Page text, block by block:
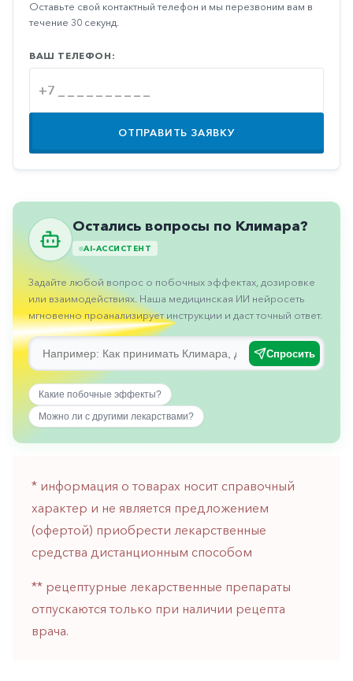
Противоаллергические
Противовоспалительные
Противогрибковые
Противоопухолевые
Противоподагрические
Прочее
Сердечные
Сосудистые
Тромбозы
Урология
Ухо-
горло-
нос
Щитовидная
железа
Оставьте свой контактный телефон и мы перезвоним вам в
течение 30 секунд.
ВАШ ТЕЛЕФОН:
ОТПРАВИТЬ ЗАЯВКУ
Остались вопросы по Климара?
AI-АССИСТЕНТ
Задайте любой вопрос о побочных эффектах, дозировке
или взаимодействиях. Наша медицинская ИИ нейросеть
мгновенно проанализирует инструкции и даст точный ответ.
Спросить
Какие побочные эффекты?
Можно ли с другими лекарствами?
* информация о товарах носит справочный
характер и не является предложением
(офертой) приобрести лекарственные
средства дистанционным способом
** рецептурные лекарственные препараты
отпускаются только при наличии рецепта
врача.